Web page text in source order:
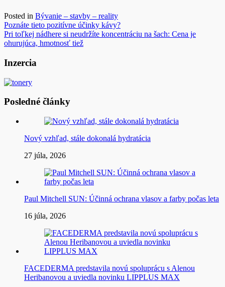
Posted in Bývanie – stavby – reality
Navigácia
v
Poznáte tieto pozitívne účinky kávy?
Pri toľkej nádhere si neudržíte koncentráciu na šach: Cena je
ohurujúca, hmotnosť tiež
Inzercia
Posledné články
Nový vzhľad, stále dokonalá hydratácia
27 júla, 2026
Paul Mitchell SUN: Účinná ochrana vlasov a farby počas leta
16 júla, 2026
FACEDERMA predstavila novú spoluprácu s Alenou
Heribanovou a uviedla novinku LIPPLUS MAX